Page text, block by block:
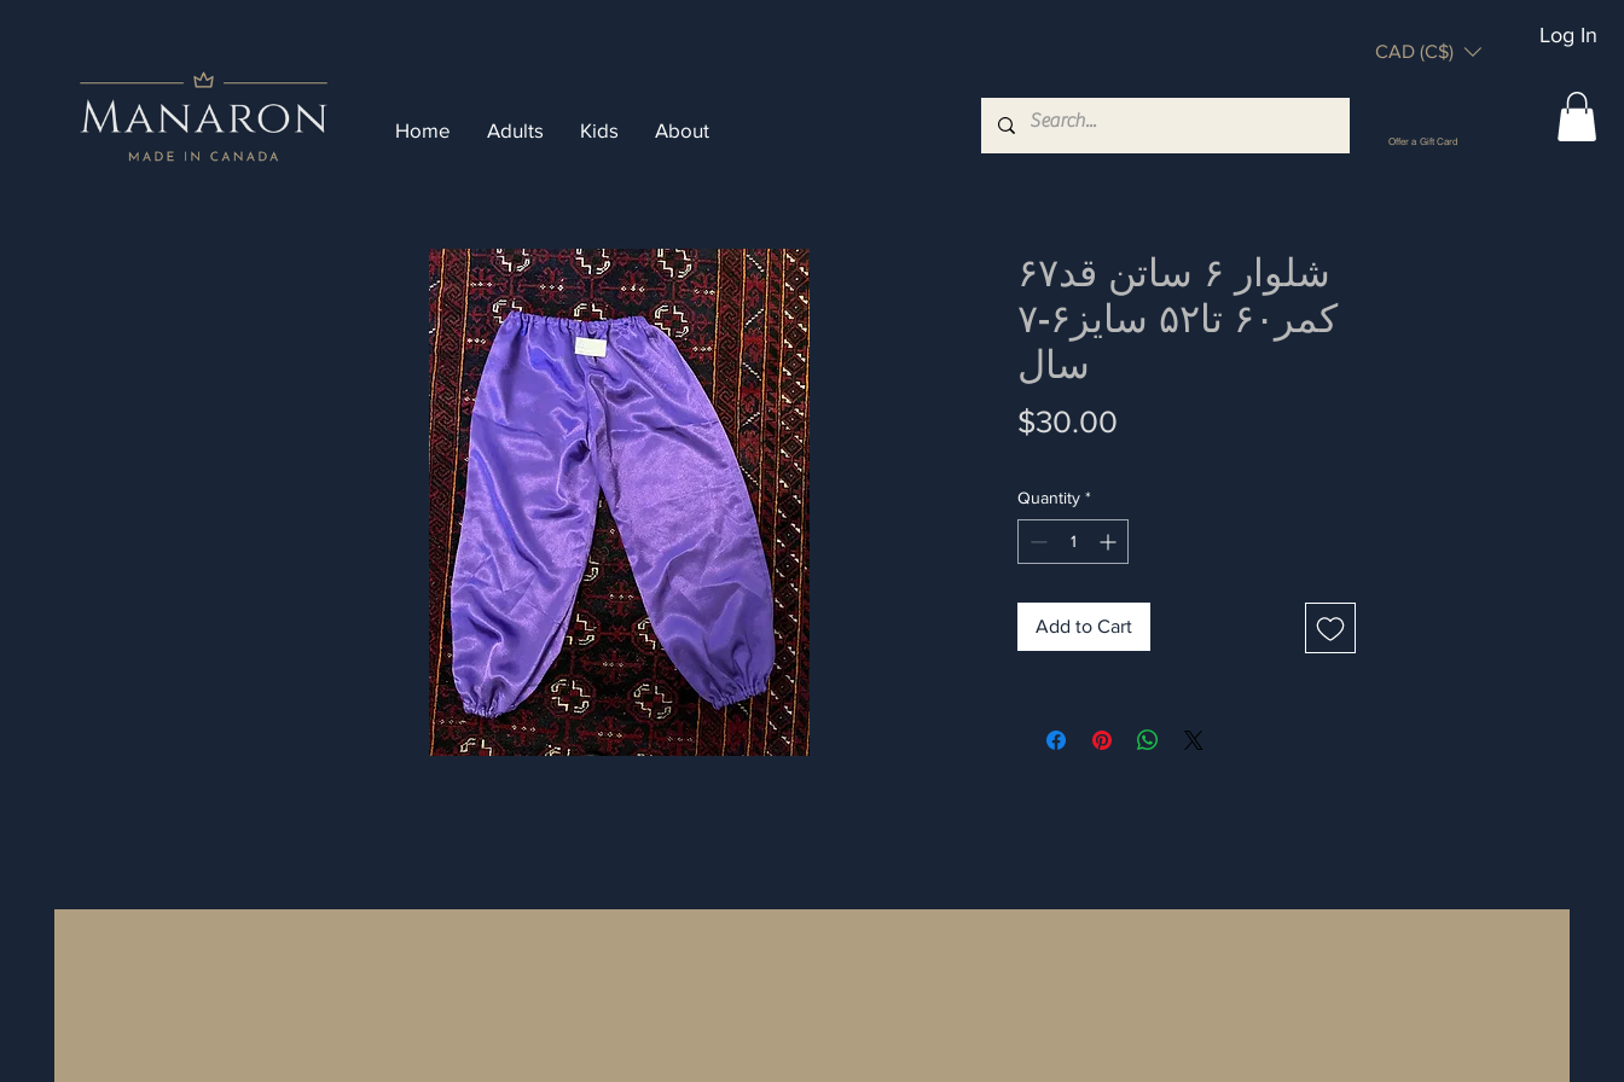
Home Adults Kids About
Log In
CAD (C$)
Offer a Gift Card
شلوار ۶ ساتن قد۶۷
کمر۶۰ تا۵۲ سایز۶-۷
سال
$30.00
Quantity *
Add to Cart